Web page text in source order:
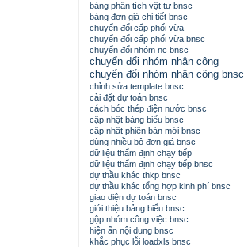
bảng phân tích vật tư bnsc
bảng đơn giá chi tiết bnsc
chuyển đổi cấp phối vữa
chuyển đổi cấp phối vữa bnsc
chuyển đổi nhóm nc bnsc
chuyển đổi nhóm nhân công
chuyển đổi nhóm nhân công bnsc
chỉnh sửa template bnsc
cài đặt dự toán bnsc
cách bóc thép điện nước bnsc
cập nhật bảng biểu bnsc
cập nhật phiên bản mới bnsc
dùng nhiều bộ đơn giá bnsc
dữ liệu thẩm định chạy tiếp
dữ liệu thẩm định chạy tiếp bnsc
dự thầu khác thkp bnsc
dự thầu khác tổng hợp kinh phí bnsc
giao diện dự toán bnsc
giới thiệu bảng biểu bnsc
gộp nhóm công việc bnsc
hiện ẩn nội dung bnsc
khắc phục lỗi loadxls bnsc